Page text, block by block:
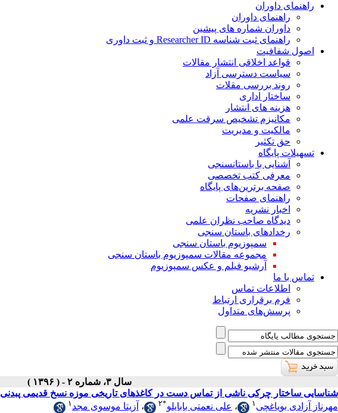
راهنمای داوران
راهنمای داوران
داوران شماره های پیشین
راهنمای ثبت شناسه Researcher ID و ثبت داوری
اصول شفافیت
قواعد اخلاقی انتشار مقالات
سیاست دسترسی آزاد
روند بررسی مقلات
ساختار اداری
هزینه های انتشار
ﻣﮑﺎﻧﯿﺰم ﺗﺸﺨﯿﺺ ﺳﺮﻗﺖ ﻋﻠﻤﯽ
مالکیت و مدیریت
حق تکثیر
تسهیلات پایگاه
آشنایی با باستانسنجی
معرفی کتب تخصصی
صفحه برترین‌های پایگاه
راهنمای صفحات
اخبار نشریه
دیدگاه صاحب نظران علمی
رخدادهای باستان سنجی
سمپوزیوم باستان سنجی
مجموعه مقالات سمپوزیوم باستان سنجی
آرشیو فیلم و عکس سمپوزیوم
تماس با ما
اطلاعات تماس
فرم برقراری ارتباط
پرسش‌های متداول
سال ۳، شماره ۲ - ( ۱۳۹۶ )
شناسایی ساختار چرکی ناشی از تماس دست در کاغذهای تاریخی موزه نسخ قدیمی پبدنی
مهرناز آزادی بویاغچی ۱ ، علی نعمتی بابایلو*۲ ، آزیتا موسوی مجد ۱